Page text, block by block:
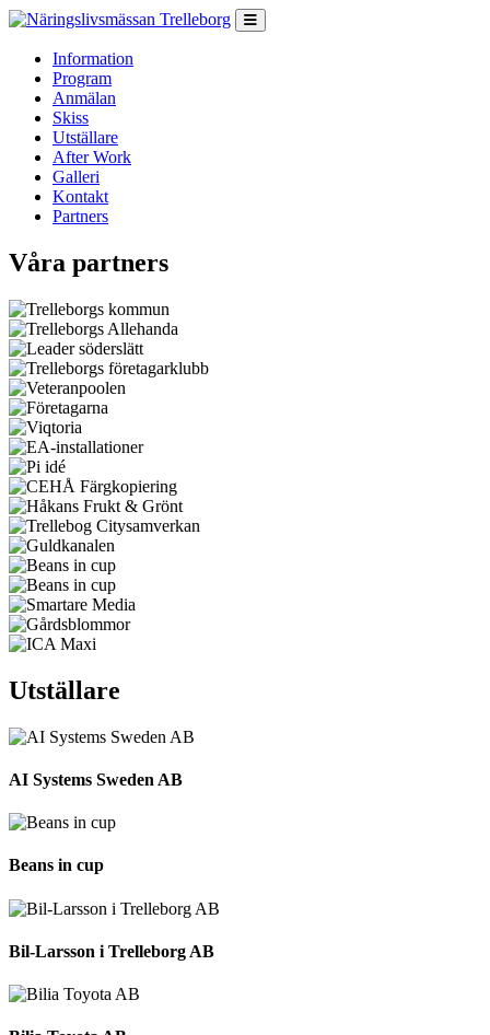
Hoppa till innehåll
Information
Program
Anmälan
Skiss
Utställare
After Work
Galleri
Kontakt
Partners
Våra partners
Utställare
AI Systems Sweden AB
Beans in cup
Bil-Larsson i Trelleborg AB